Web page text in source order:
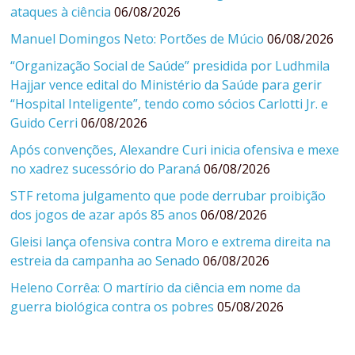
ataques à ciência 06/08/2026
Manuel Domingos Neto: Portões de Múcio 06/08/2026
“Organização Social de Saúde” presidida por Ludhmila
Hajjar vence edital do Ministério da Saúde para gerir
“Hospital Inteligente”, tendo como sócios Carlotti Jr. e
Guido Cerri 06/08/2026
Após convenções, Alexandre Curi inicia ofensiva e mexe
no xadrez sucessório do Paraná 06/08/2026
STF retoma julgamento que pode derrubar proibição
dos jogos de azar após 85 anos 06/08/2026
Gleisi lança ofensiva contra Moro e extrema direita na
estreia da campanha ao Senado 06/08/2026
Heleno Corrêa: O martírio da ciência em nome da
guerra biológica contra os pobres 05/08/2026